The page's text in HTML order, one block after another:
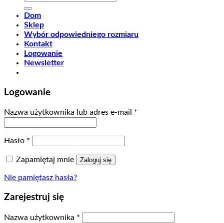
Dom
Sklep
Wybór odpowiedniego rozmiaru
Kontakt
Logowanie
Newsletter
Logowanie
Nazwa użytkownika lub adres e-mail *
Hasło *
Zapamiętaj mnie Zaloguj się
Nie pamiętasz hasła?
Zarejestruj się
Nazwa użytkownika *